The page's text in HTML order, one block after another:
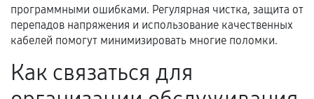
Расширенная гарантия
В некоторых случаях возможно оформление
условия продления согласовываются отдельно и
программными ошибками. Регулярная чистка, защита от
перепадов напряжения и использование качественных
кабелей помогут минимизировать многие поломки.
Как связаться для